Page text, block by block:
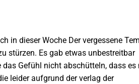
in dieser Woche Der vergessene
stürzen. Es gab etwas unbestreitbar
Gefühl nicht abschütteln, dass es
leider aufgrund der verlag der